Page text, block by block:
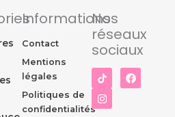
Informations
Contact
Mentions
légales
Politiques de
confidentialités
Nos
réseaux
sociaux
F
a
I
n
s
t